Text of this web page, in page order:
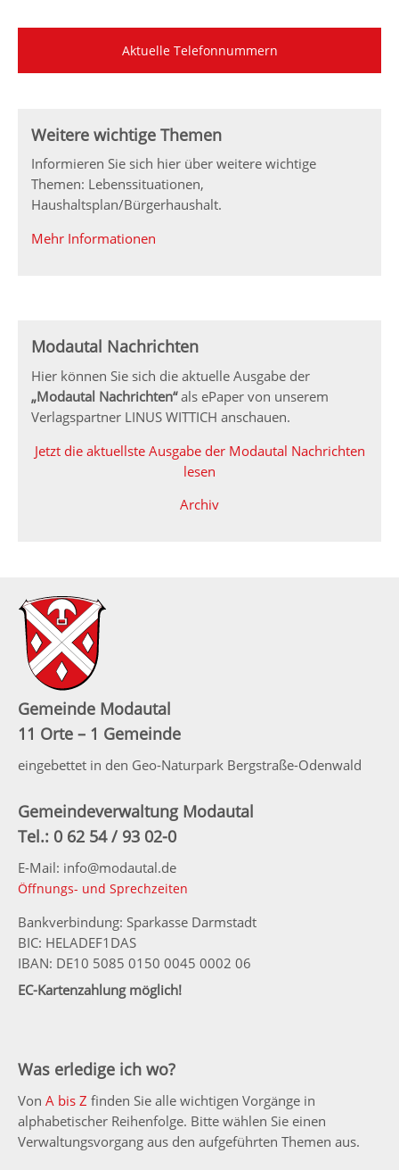
Aktuelle Telefonnummern
Weitere wichtige Themen
Informieren Sie sich hier über weitere wichtige
Themen: Lebenssituationen,
Haushaltsplan/Bürgerhaushalt.
Mehr Informationen
Modautal Nachrichten
Hier können Sie sich die aktuelle Ausgabe der
„Modautal Nachrichten“als ePaper von unserem
Verlagspartner LINUS WITTICH anschauen.
Jetzt die aktuellste Ausgabe der Modautal Nachrichten
lesen
Archiv
Gemeinde Modautal
11 Orte – 1 Gemeinde
eingebettet in den Geo-Naturpark Bergstraße-Odenwald
Gemeindeverwaltung Modautal
Tel.: 0 62 54 / 93 02-0
E-Mail: info@modautal.de
Öffnungs- und Sprechzeiten
Bankverbindung: Sparkasse Darmstadt
BIC: HELADEF1DAS
IBAN: DE10 5085 0150 0045 0002 06
EC-Kartenzahlung möglich!
Was erledige ich wo?
Von A bis Z finden Sie alle wichtigen Vorgänge in
alphabetischer Reihenfolge. Bitte wählen Sie einen
Verwaltungsvorgang aus den aufgeführten Themen aus.